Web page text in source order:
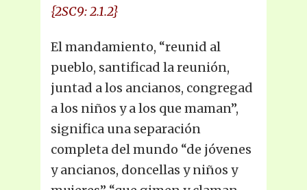
{2SC9: 2.1.2}
El mandamiento, “reunid al
pueblo, santificad la reunión,
juntad a los ancianos, congregad
a los niños y a los que maman”,
significa una separación
completa del mundo “de jóvenes
y ancianos, doncellas y niños y